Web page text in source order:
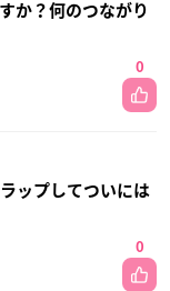
か？何のつながり
0
ップしてついには
0